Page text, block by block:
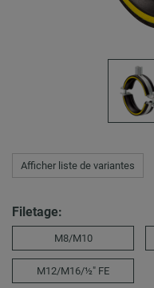
Afficher liste de variantes
Filetage:
M8/M10
M12/M16/½″ FE